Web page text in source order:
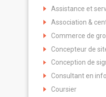
Assistance et
Association &
Commerce de
Concepteur de
Conception de
Consultant en
Coursier